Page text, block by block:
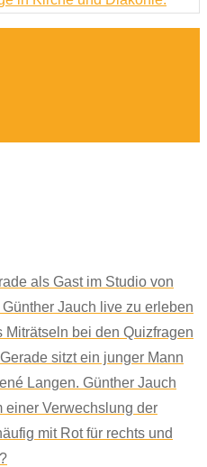
als Gast im Studio von
Jauch live zu erleben
bei den Quizfragen
sitzt ein junger Mann
Langen. Günther Jauch
einer Verwechslung der
mit Rot für rechts und